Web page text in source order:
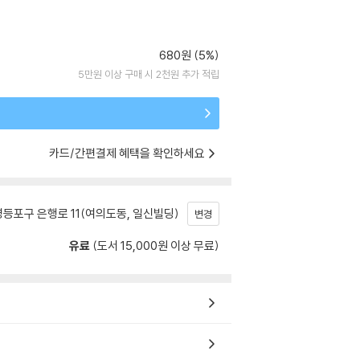
680원 (5%)
5만원 이상 구매 시 2천원 추가 적립
카드/간편결제 혜택을 확인하세요
포구 은행로 11(여의도동, 일신빌딩) 변경
유료 (도서 15,000원 이상 무료)